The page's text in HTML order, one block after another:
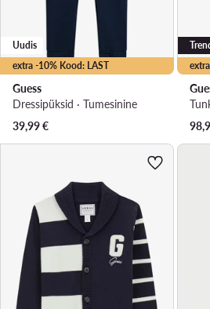
extra -10% Kood: LAST
Uudis
Guess
Dressipüksid · Tumesinine
39,99€